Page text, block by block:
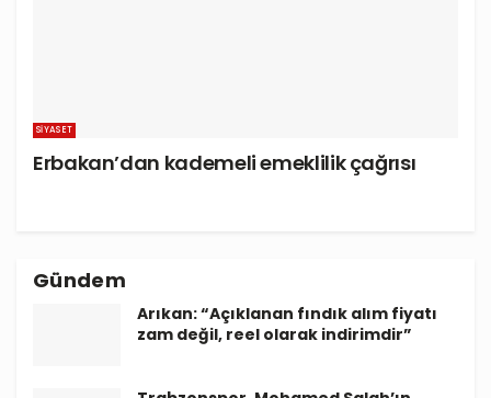
SIYASET
Erbakan’dan kademeli emeklilik çağrısı
Gündem
Arıkan: “Açıklanan fındık alım fiyatı
zam değil, reel olarak indirimdir”